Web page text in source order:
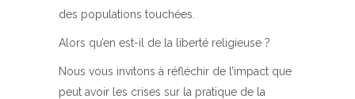
des populations touchées.
Alors qu’en est-il de la liberté religieuse ?
Nous vous invitons à réfléchir de l’impact que
peut avoir les crises sur la pratique de la